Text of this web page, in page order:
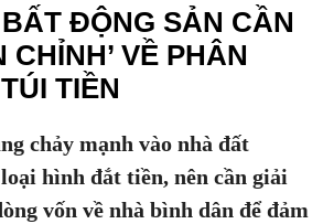
ĐỘNG SẢN CẦN
VỀ PHÂN
TIỀN
chảy mạnh vào nhà đất
hình đắt tiền, nên cần giải
vốn về nhà bình dân để đảm